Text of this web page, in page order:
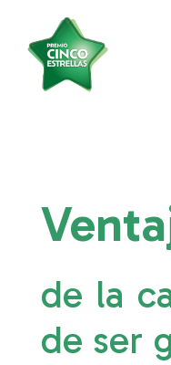
de la
de ser